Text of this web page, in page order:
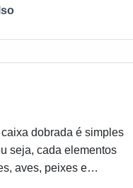
dobrada é simples
seja, cada elementos
aves, peixes e